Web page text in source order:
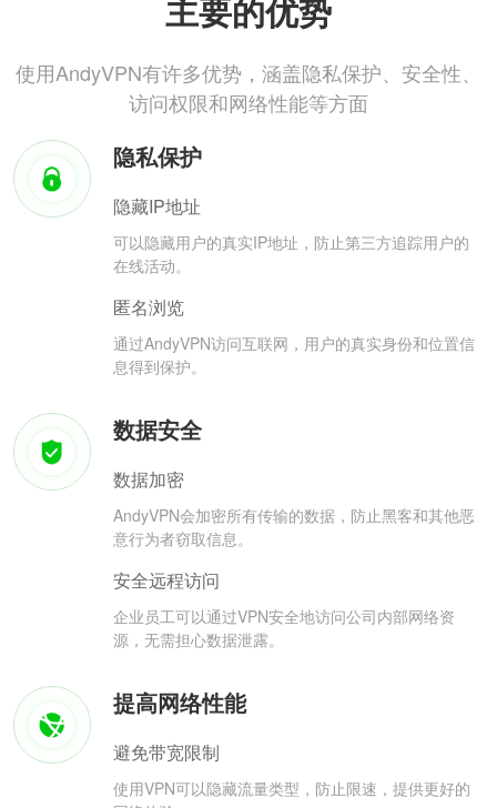
主要的优势
使用AndyVPN有许多优势，涵盖隐私保护、安全性、
访问权限和网络性能等方面
隐私保护
隐藏IP地址
可以隐藏用户的真实IP地址，防止第三方追踪用户的
在线活动。
匿名浏览
通过AndyVPN访问互联网，用户的真实身份和位置信
息得到保护。
数据安全
数据加密
AndyVPN会加密所有传输的数据，防止黑客和其他恶
意行为者窃取信息。
安全远程访问
企业员工可以通过VPN安全地访问公司内部网络资
源，无需担心数据泄露。
提高网络性能
避免带宽限制
使用VPN可以隐藏流量类型，防止限速，提供更好的